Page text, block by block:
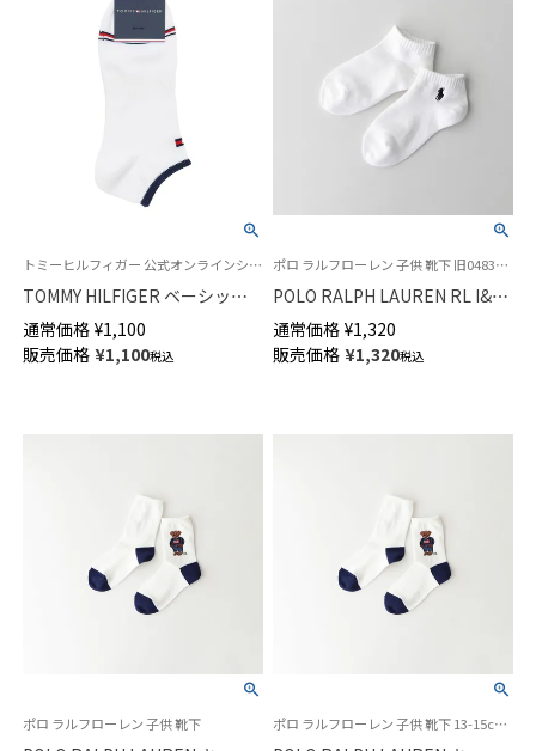
トミーヒルフィガー 公式オンラインショップ 紳士 靴下
TOMMY HILFIGER ベーシック
フラッグ スニーカー丈 カジュ
アル ソックス メンズ 02552676
通常価格 ¥1,100
販売価格 ¥1,100税込
ポロ ラルフローレン 子供 靴下 旧04835342
POLO RALPH LAUREN RL I&T
日本製 PPゴースト スニーカー
通常価格 ¥1,320
販売価格 ¥1,320税込
ポロ ラルフローレン 子供 靴下 ポロ ラルフローレン 子供 靴下 13-15cm 16-18cm